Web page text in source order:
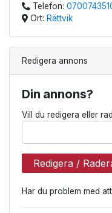
Telefon:
Ort: Rättvik
Redigera annons
Din annons?
Vill du redigera eller
Redigera /
Har du problem med